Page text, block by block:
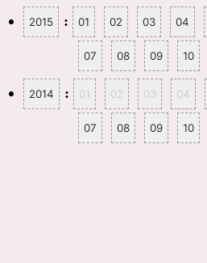
2015 : 01 02 03 04
07 08 09 10
2014 : 01 02 03 04
07 08 09 10